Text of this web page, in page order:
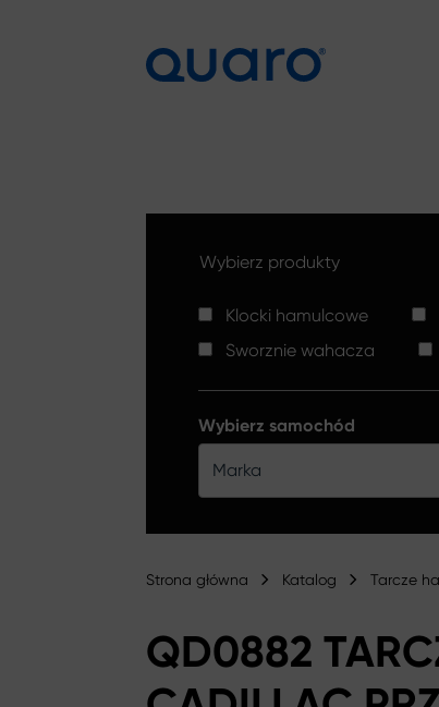
Wybierz produkty
Klocki hamulcowe
Sworznie wahacza
Wybierz samochód
Marka
Strona główna Katalog Tarcze
QD0882